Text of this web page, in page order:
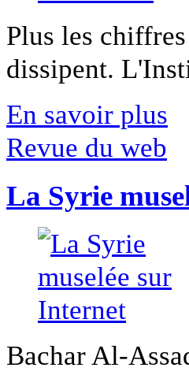
Plus les
dissipent.
En savoir plus
Revue du web
La Syrie
Bachar Al-